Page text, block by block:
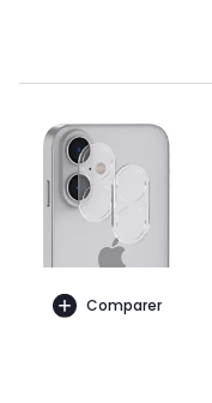
Comparer